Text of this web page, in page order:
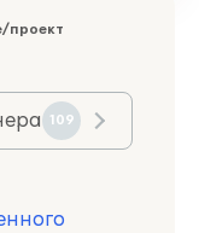
проект
109